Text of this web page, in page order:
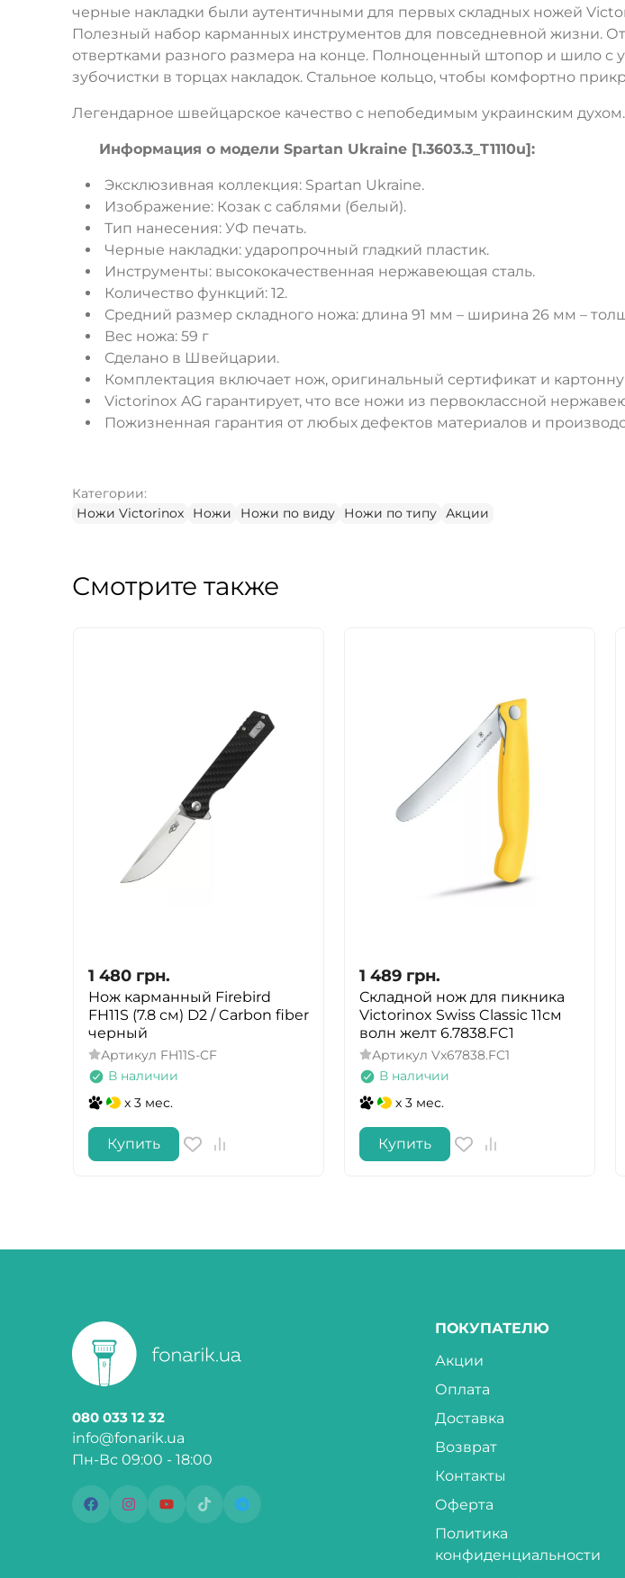
черные накладки были аутентичными для первых складных ножей
Полезный набор карманных инструментов для повседневной жизни.
отвертками разного размера на конце. Полноценный штопор и шило с
зубочистки в торцах накладок. Стальное кольцо, чтобы комфортно
Легендарное швейцарское качество с непобедимым украинским духом.
Информация о модели Spartan Ukraine [1.3603.3_T1110u]:
Эксклюзивная коллекция: Spartan Ukraine.
Изображение: Козак с саблями (белый).
Тип нанесения: УФ печать.
Черные накладки: ударопрочный гладкий пластик.
Инструменты: высококачественная нержавеющая сталь.
Количество функций: 12.
Средний размер складного ножа: длина 91 мм – ширина 26 мм –
Вес ножа: 59 г
Сделано в Швейцарии.
Комплектация включает нож, оригинальный сертификат и
Victorinox AG гарантирует, что все ножи из первоклассной
Пожизненная гарантия от любых дефектов материалов и
Категории:
Ножи Victorinox
Ножи Ножи по виду Ножи по типу Акции
Смотрите также
1 480 грн.
Нож карманный Firebird
FH11S (7.8 см) D2 / Carbon fiber
черный
Артикул FH11S-CF
В наличии
x 3 мес.
Купить
1 489 грн.
Складной нож для пикника
Victorinox Swiss Classic 11см
волн желт 6.7838.FC1
Артикул Vx67838.FC1
В наличии
x 3 мес.
Купить
080 033 12 32
info@fonarik.ua
Пн-Вс 09:00 - 18:00
ПОКУПАТЕЛЮ
Акции
Оплата
Доставка
Возврат
Контакты
Оферта
Политика
конфиденциальности